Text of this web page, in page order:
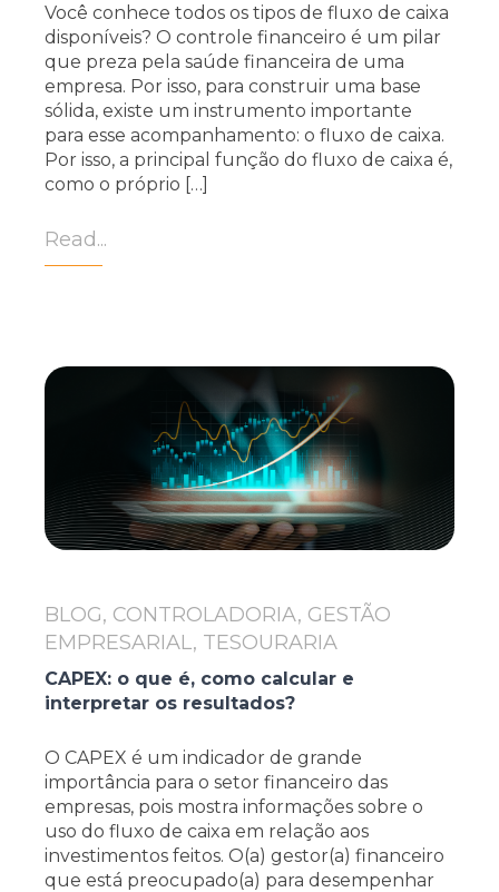
Você conhece todos os tipos de fluxo de caixa
disponíveis? O controle financeiro é um pilar
que preza pela saúde financeira de uma
empresa. Por isso, para construir uma base
sólida, existe um instrumento importante
para esse acompanhamento: o fluxo de caixa.
Por isso, a principal função do fluxo de caixa é,
como o próprio […]
Read...
BLOG, CONTROLADORIA, GESTÃO
EMPRESARIAL, TESOURARIA
CAPEX: o que é, como calcular e
interpretar os resultados?
O CAPEX é um indicador de grande
importância para o setor financeiro das
empresas, pois mostra informações sobre o
uso do fluxo de caixa em relação aos
investimentos feitos. O(a) gestor(a) financeiro
que está preocupado(a) para desempenhar